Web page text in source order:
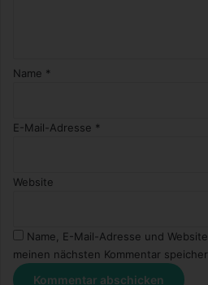
Name *
E-Mail-Adresse *
Website
Name, E-Mail-Adresse und
meinen nächsten Kommentar